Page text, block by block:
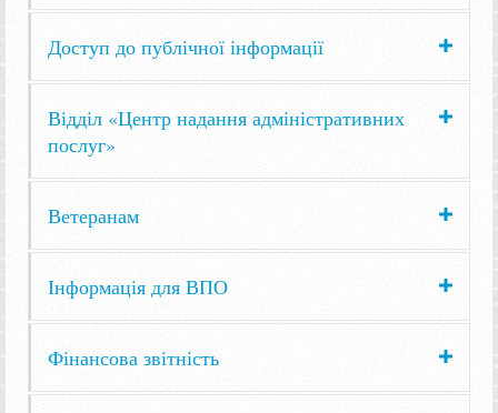
Доступ до публічної інформації
Відділ «Центр надання адміністративних
послуг»
Ветеранам
Інформація для ВПО
Фінансова звітність